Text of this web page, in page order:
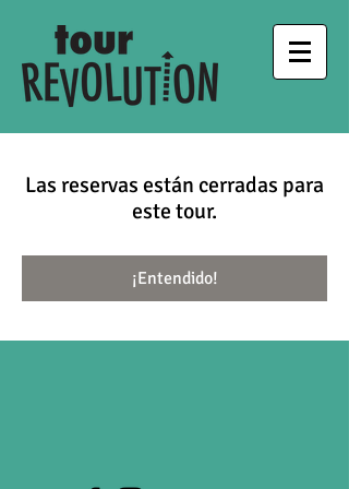
Las reservas están cerradas para
este tour.
¡Entendido!